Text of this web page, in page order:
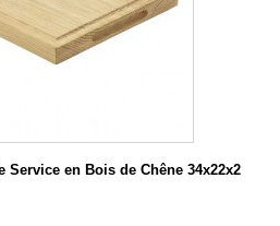
Service en Bois de Chêne 34x22x2